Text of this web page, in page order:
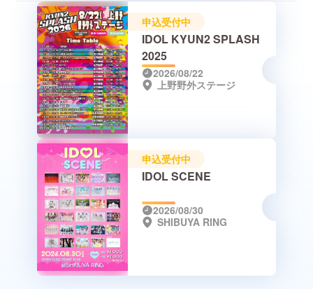
申込受付中
IDOL KYUN2 SPLASH
2025
2026/08/22
上野野外ステージ
申込受付中
IDOL SCENE
2026/08/30
SHIBUYA RING